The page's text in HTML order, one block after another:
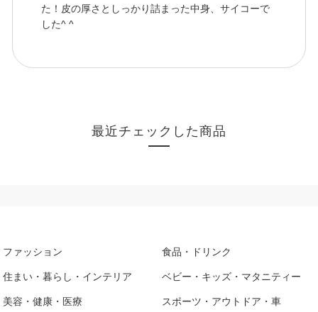
た！皮の厚さとしっかり詰まった中身、サイコーで
した^ ^
最近チェックした商品
ファッション 食品・ドリンク
住まい・暮らし・インテリア ベビー・キッズ・マタニティー
美容・健康・医療 スポーツ・アウトドア・車